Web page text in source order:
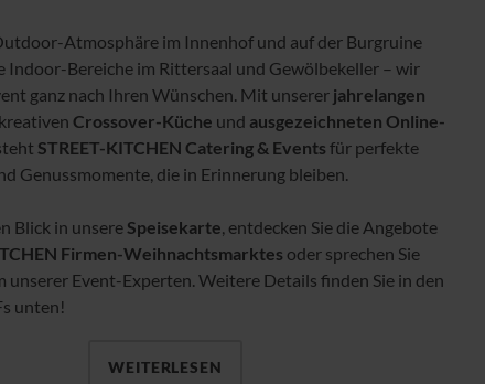
Atmosphäre im Innenhof und auf der Burgruine
Indoor-Bereiche im Rittersaal und Gewölbekeller – wir
ganz nach Ihren Wünschen. Mit unserer jahrelangen
Crossover-Küche und ausgezeichneten Online-
STREET-KITCHEN Catering & Events für perfekte
Genussmomente, die in Erinnerung bleiben.
Blick in unsereSpeisekarte, entdecken Sie die Angebote
Firmen-Weihnachtsmarktes oder sprechen Sie
unserer Event-Experten. Weitere Details finden Sie in den
unten!
WEITERLESEN